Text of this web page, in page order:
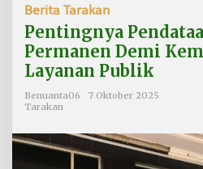
t
i
n
y
e
Berita Tarakan
Pentingnya
Permanen Demi
Layanan Publik
Benuanta06
7 Oktober 2025
Tarakan